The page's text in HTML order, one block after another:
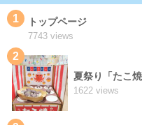
1 トップページ
7743 views
2
夏祭り「たこ
1622 views